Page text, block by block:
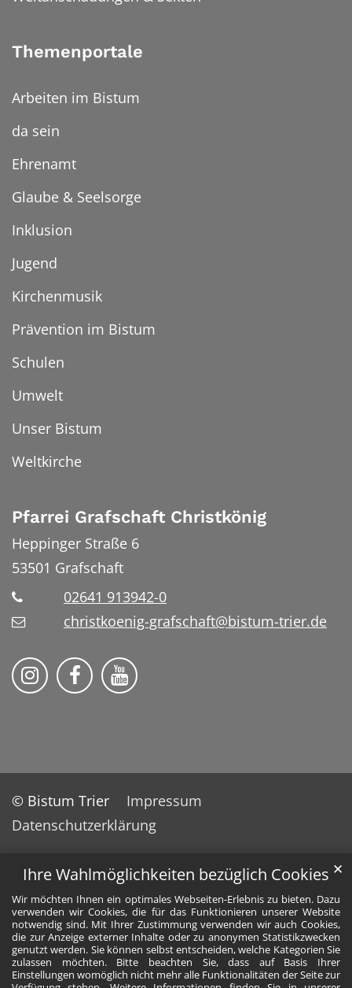
Ihre Wahlmöglichkeiten bezüglich Cookies
Wir möchten Ihnen ein optimales Webseiten-Erlebnis zu bieten. Dazu
verwenden wir Cookies, die für das Funktionieren unserer Website
notwendig sind. Mit Ihrer Zustimmung verwenden wir auch Cookies,
die zur Anzeige externer Inhalte oder zu anonymen Statistikzwecken
genutzt werden. Sie können selbst entscheiden, welche Kategorien Sie
zulassen möchten. Bitte beachten Sie, dass auf Basis Ihrer
Einstellungen womöglich nicht mehr alle Funktionalitäten der Seite zur
✕
Themenportale
Arbeiten im Bistum
da sein
Ehrenamt
Glaube & Seelsorge
Inklusion
Jugend
Kirchenmusik
Prävention im Bistum
Schulen
Umwelt
Unser Bistum
Weltkirche
Pfarrei Grafschaft Christkönig
Heppinger Straße 6
53501 Grafschaft
02641 913942-0
christkoenig-grafschaft@bistum-trier.de
Pfarreiengemeinschaft Grafschaft auf
Pfarreiengemeinschaft Grafschaft
Pfarreiengemeinschaft
© Bistum Trier
Impressum
Datenschutzerklärung